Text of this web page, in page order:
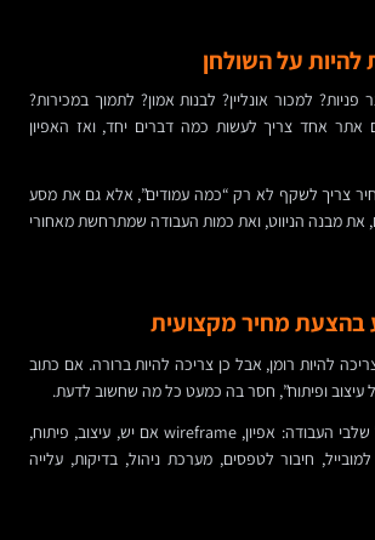
להיות על השולחן
למכור אונליין? לבנות אמון? לתמוך במכירות?
אתר אחד צריך לעשות כמה דברים יחד, ואז האפיון
צריך לשקף לא רק “כמה עמודים”, אלא גם את מסע
מבנה הניווט, ואת כמות העבודה שמתרחשת מאחורי
בהצעת מחיר מקצועית
להיות רומן, אבל כן צריכה להיות ברורה. אם כתוב
עיצוב ופיתוח”, חסר בה כמעט כל מה שחשוב לדעת.
צריך לראות פירוט של שלבי העבודה: אפיון, wireframe אם יש, עיצוב, פיתוח,
חיבור לטפסים, מערכת ניהול, בדיקות, עלייה